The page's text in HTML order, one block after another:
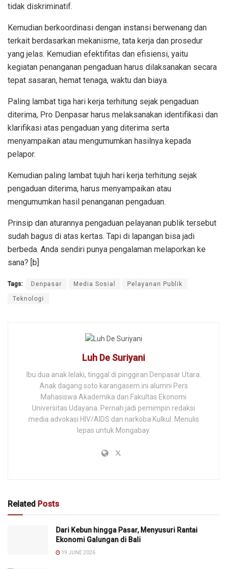
tidak diskriminatif.
Kemudian berkoordinasi dengan instansi berwenang dan
terkait berdasarkan mekanisme, tata kerja dan prosedur
yang jelas. Kemudian efektifitas dan efisiensi, yaitu
kegiatan penanganan pengaduan harus dilaksanakan secara
tepat sasaran, hemat tenaga, waktu dan biaya.
Paling lambat tiga hari kerja terhitung sejak pengaduan
diterima, Pro Denpasar harus melaksanakan identifikasi dan
klarifikasi atas pengaduan yang diterima serta
menyampaikan atau mengumumkan hasilnya kepada
pelapor.
Kemudian paling lambat tujuh hari kerja terhitung sejak
pengaduan diterima, harus menyampaikan atau
mengumumkan hasil penanganan pengaduan.
Prinsip dan aturannya pengaduan pelayanan publik tersebut
sudah bagus di atas kertas. Tapi di lapangan bisa jadi
berbeda. Anda sendiri punya pengalaman melaporkan ke
sana? [b]
Tags: Denpasar Media Sosial Pelayanan Publik
Teknologi
Luh De Suriyani
Ibu dua anak lelaki, tinggal di pinggiran Denpasar Utara.
Anak dagang soto karangasem ini alumni Pers
Mahasiswa Akademika dan Fakultas Ekonomi
Universitas Udayana. Pernah jadi pemimpin redaksi
media advokasi HIV/AIDS dan narkoba Kulkul. Menulis
lepas untuk Mongabay.
Related Posts
Dari Kebun hingga Pasar, Menyusuri Rantai
Ekonomi Galungan di Bali
19 JUNE 2026